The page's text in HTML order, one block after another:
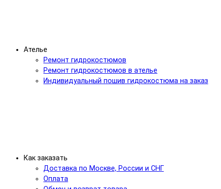
Ателье
Ремонт гидрокостюмов
Ремонт гидрокостюмов в ателье
Индивидуальный пошив гидрокостюма на заказ
Как заказать
Доставка по Москве, России и СНГ
Оплата